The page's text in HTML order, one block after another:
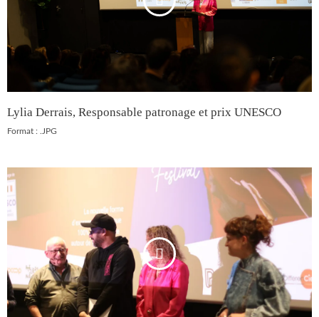
Lylia Derrais, Responsable patronage et prix UNESCO
Format : .JPG